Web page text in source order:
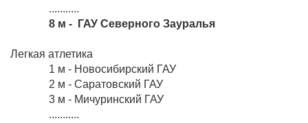
...........
8 м - ГАУ Северного Зауралья
Легкая атлетика
1 м - Новосибирский ГАУ
2 м - Саратовский ГАУ
3 м - Мичуринский ГАУ
...........